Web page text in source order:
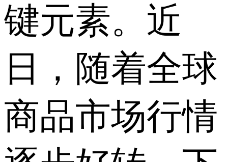
键元素。近
日，随着全球
商品市场行情